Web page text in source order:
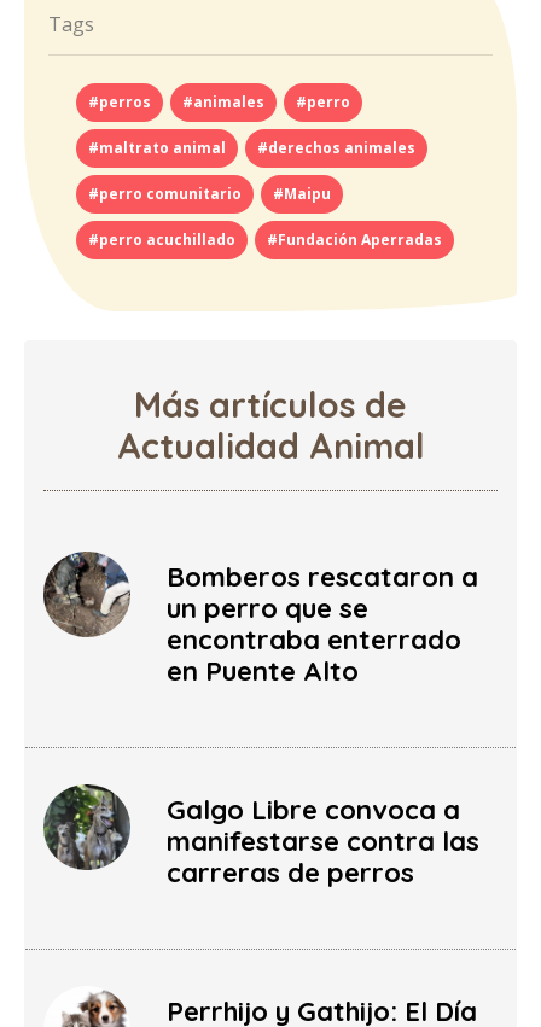
Tags
#perros #animales #perro
#maltrato animal #derechos animales
#perro comunitario #Maipu
#perro acuchillado #Fundación Aperradas
Más artículos de
Actualidad Animal
Bomberos rescataron a
un perro que se
encontraba enterrado
en Puente Alto
Galgo Libre convoca a
manifestarse contra las
carreras de perros
Perrhijo y Gathijo: El Día